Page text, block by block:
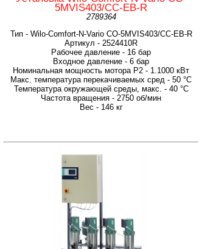
5MVIS403/CC-EB-R
2789364
Тип - Wilo-Comfort-N-Vario CO-5MVIS403/CC-EB-R
Артикул - 2524410R
Рабочее давление - 16 бар
Входное давление - 6 бар
Номинальная мощность мотора P2 - 1.1000 кВт
Макс. температура перекачиваемых сред - 50 °C
Температура окружающей среды, макс. - 40 °C
Частота вращения - 2750 об/мин
Вес - 146 кг